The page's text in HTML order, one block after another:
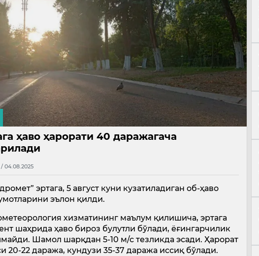
ҳаво ҳарорати 40 даражагача
/ 04.08.2025
эртага, 5 август куни кузатиладиган об-ҳаво
эълон қилди.
хизматининг маълум қилишича, эртага
шаҳрида ҳаво бироз булутли бўлади, ёғингарчилик
Шамол шарқдан 5-10 м/с тезликда эсади. Ҳарорат
20-22 даража, кундузи 35-37 даража иссиқ бўлади.